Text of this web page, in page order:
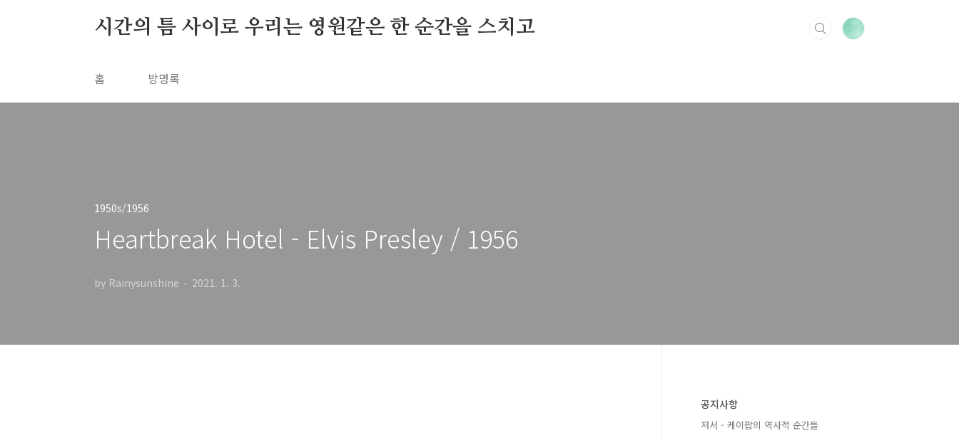
시간의 틈 사이로 우리는 영원같은 한 순간을 스치고
홈 방명록
1950s/1956
Heartbreak Hotel - Elvis Presley / 1956
by Rainysunshine 2021. 1. 3.
공지사항
저서 - 케이팝의 역사적 순간들